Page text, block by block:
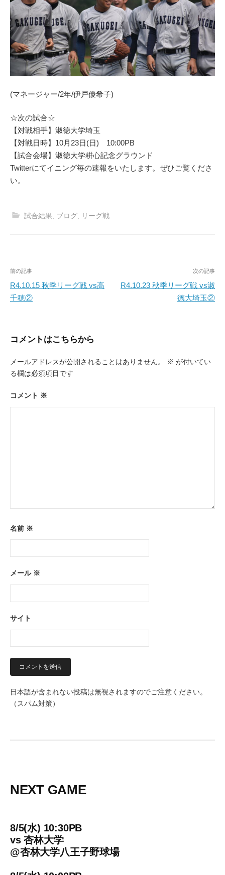
(マネージャー/2年/伊戸優希子)
☆次の試合☆
【対戦相手】淑徳大学埼玉
【対戦日時】10月23日(日) 10:00PB
【試合会場】淑徳大学耕心記念グラウンド
Twitterにてイニング毎の速報をいたします。ぜひご覧くださ
い。
試合結果 ブログ リーグ戦
投
稿
ナ
ゲ
シ
ョ
ン
前の記事
R4.10.15 秋季リーグ戦 vs高
千穂②
次の記事
R4.10.23 秋季リーグ戦 vs淑
徳大埼玉②
コメントはこちらから
メールアドレスが公開されることはありません。 ※ が付いてい
る欄は必須項目です
コメント ※
名前 ※
メール ※
サイト
日本語が含まれない投稿は無視されますのでご注意ください。
（スパム対策）
NEXT GAME
8/5(水) 10:30PB
vs杏林大学
@杏林大学八王子野球場